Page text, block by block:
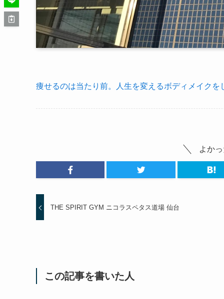
痩せるのは当たり前。人生を変えるボディメイク
よか
THE SPIRIT GYM ニコラスペタス道場 仙台
この記事を書いた人